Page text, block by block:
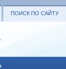
ПОИСК ПО САЙТУ